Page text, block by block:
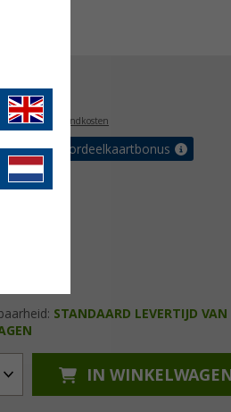
BTWplus verzendkosten
tot 5% voordeelkaartbonus
STANDAARD LEVERTIJD
IN